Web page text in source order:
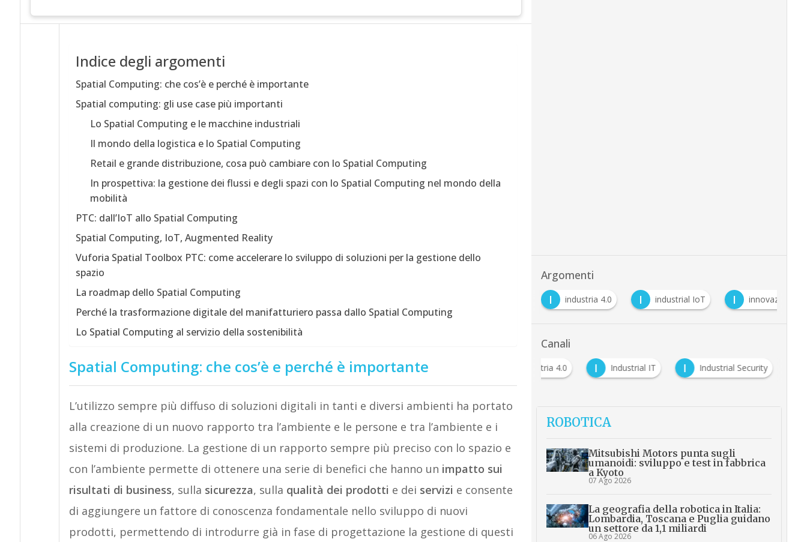
Indice degli argomenti
Spatial Computing: che cos’è e perché è importante
Spatial computing: gli use case più importanti
Lo Spatial Computing e le macchine industriali
Il mondo della logistica e lo Spatial Computing
Retail e grande distribuzione, cosa può cambiare con lo Spatial Computing
In prospettiva: la gestione dei flussi e degli spazi con lo Spatial Computing nel mondo della
mobilità
PTC: dall’IoT allo Spatial Computing
Spatial Computing, IoT, Augmented Reality
Vuforia Spatial Toolbox PTC: come accelerare lo sviluppo di soluzioni per la gestione dello
spazio
La roadmap dello Spatial Computing
Perché la trasformazione digitale del manifatturiero passa dallo Spatial Computing
Lo Spatial Computing al servizio della sostenibilità
Spatial Computing: che cos’è e perché è importante
L’utilizzo sempre più diffuso di soluzioni digitali in tanti e diversi ambienti ha portato
alla creazione di un nuovo rapporto tra l’ambiente e le persone e tra l’ambiente e i
sistemi di produzione. La gestione di un rapporto sempre più preciso con lo spazio e
con l’ambiente permette di ottenere una serie di benefici che hanno un impatto sui
risultati di business, sulla sicurezza, sulla qualità dei prodotti e dei servizi e consente
di aggiungere un fattore di conoscenza fondamentale nello sviluppo di nuovi
prodotti, permettendo di introdurre già in fase di progettazione la gestione di questi
Argomenti
I industria 4.0 I industrial IoT I innovazione
Canali
Industria 4.0 I Industrial IT I Industrial Security
ROBOTICA
Mitsubishi Motors punta sugli
umanoidi: sviluppo e test in fabbrica
a Kyoto
07 Ago 2026
La geografia della robotica in Italia:
Lombardia, Toscana e Puglia guidano
un settore da 1,1 miliardi
06 Ago 2026